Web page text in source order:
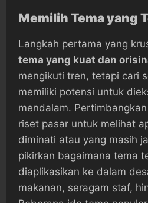
Memilih Tema yang
Langkah pertama yang
tema yang kuat dan
mengikuti tren, tetapi cari
memiliki potensi untuk
mendalam.
riset pasar untuk melihat
diminati atau yang masih
pikirkan bagaimana tema
diaplikasikan ke dalam
makanan, seragam staf,